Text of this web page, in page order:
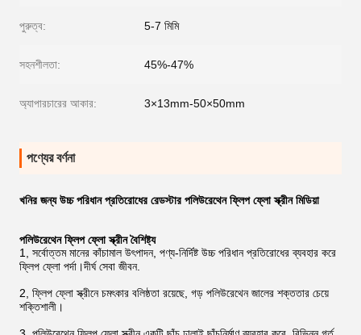
পুরুত্ব: 5-7 মিমি
সহনশীলতা: 45%-47%
অ্যাপারচারের আকার: 3×13mm-50×50mm
পণ্যের বর্ণনা
খনির জন্য উচ্চ পরিধান প্রতিরোধের রেডস্টার পলিউরেথেন ফ্লিপ ফ্লো স্ক্রীন মিডিয়া
পলিউরেথেন ফ্লিপ ফ্লো স্ক্রীন বৈশিষ্ট্য
1, সর্বোত্তম মানের কাঁচামাল উৎপাদন, পণ্য-নির্দিষ্ট উচ্চ পরিধান প্রতিরোধের ব্যবহার করে
ফ্লিপ ফ্লো পর্দা।দীর্ঘ সেবা জীবন.
2, ফ্লিপ ফ্লো স্ক্রীনে চমৎকার বলিষ্ঠতা রয়েছে, গড় পলিউরেথেন জালের শক্ততার চেয়ে
শক্তিশালী।